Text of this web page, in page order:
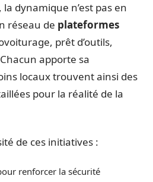
dynamique n’est pas en
réseau de plateformes
prêt d’outils,
apporte sa
locaux trouvent ainsi des
pour la réalité de la
de ces initiatives :
renforcer la sécurité